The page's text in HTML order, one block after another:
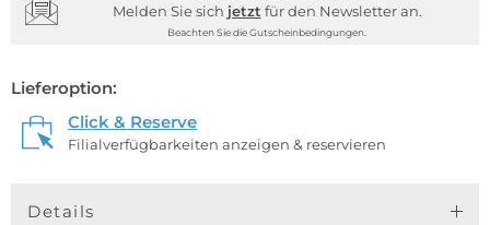
Melden Sie sich jetzt für den Newsletter an.
Beachten Sie die Gutscheinbedingungen.
Lieferoption:
Click & Reserve
Filialverfügbarkeiten anzeigen & reservieren
Details